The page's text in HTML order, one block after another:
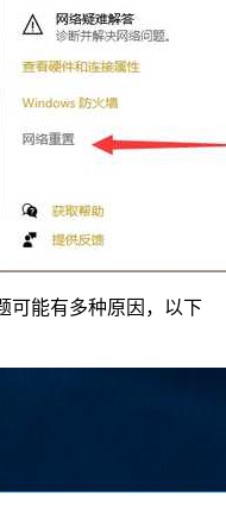
可能有多种原因，以下